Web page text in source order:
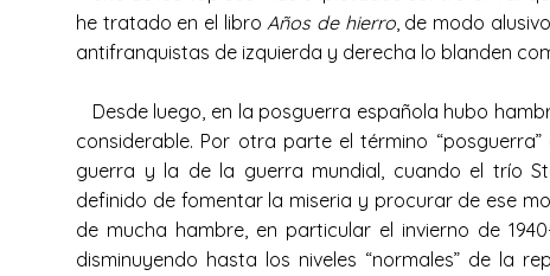
he tratado en el libroAños de hierro, de modo
antifranquistas de izquierda y derecha lo blanden
Desde luego, en la posguerra española hubo
considerable. Por otra parte el término
guerra y la de la guerra mundial, cuando el trío
definido de fomentar la miseria y procurar de ese
de mucha hambre, en particular el invierno de
disminuyendo hasta los niveles “normales” de la